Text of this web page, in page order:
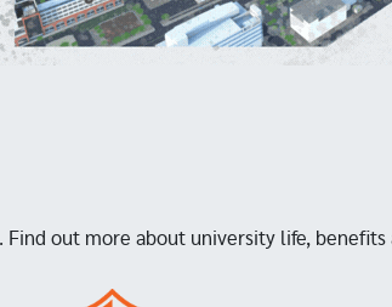
out more about university life,